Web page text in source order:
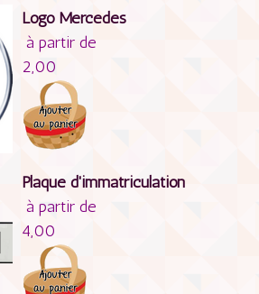
Logo Mercedes
à partir de
2,00
Plaque d'immatriculation
à partir de
4,00